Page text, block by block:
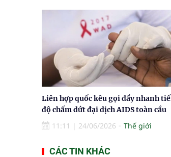
Liên hợp quốc kêu gọi đẩy nhanh
độ chấm dứt đại dịch AIDS toàn cầu
11:11 | 24/06/2026 Thế giới
CÁC TIN KHÁC